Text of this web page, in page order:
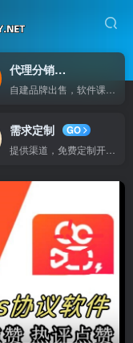
代理分销自己做老板
需求定制
GO